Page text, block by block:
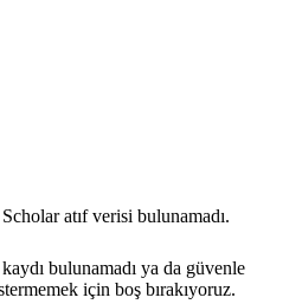
atıf verisi bulunamadı.
bulunamadı ya da güvenle
için boş bırakıyoruz.